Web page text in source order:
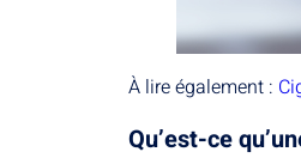
À lire également :
Qu’est-ce